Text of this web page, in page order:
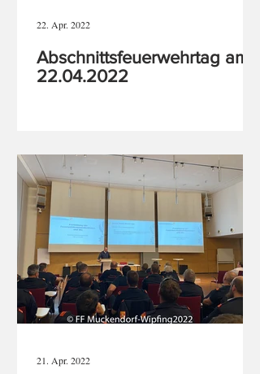
Abschnittsfeuerwehrtag am
22.04.2022
22. Apr. 2022
21. Apr. 2022